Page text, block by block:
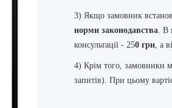
3) Якщо замовник
норми законодавства. В
консультації - 250 грн, а
4) Крім того, замовники
запитів). При цьому